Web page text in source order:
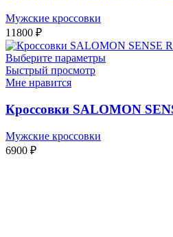
Мужские кроссовки
11800 ₽
Выберите параметры
Быстрый просмотр
Мне нравится
Кроссовки SALOMON
Мужские кроссовки
6900 ₽